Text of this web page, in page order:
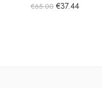
€65.00 €37.44